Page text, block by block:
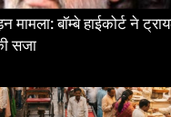
बॉम्बे हाईकोर्ट ने
की सजा